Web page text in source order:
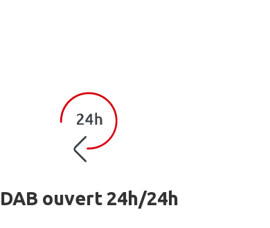
DAB ouvert 24h/24h